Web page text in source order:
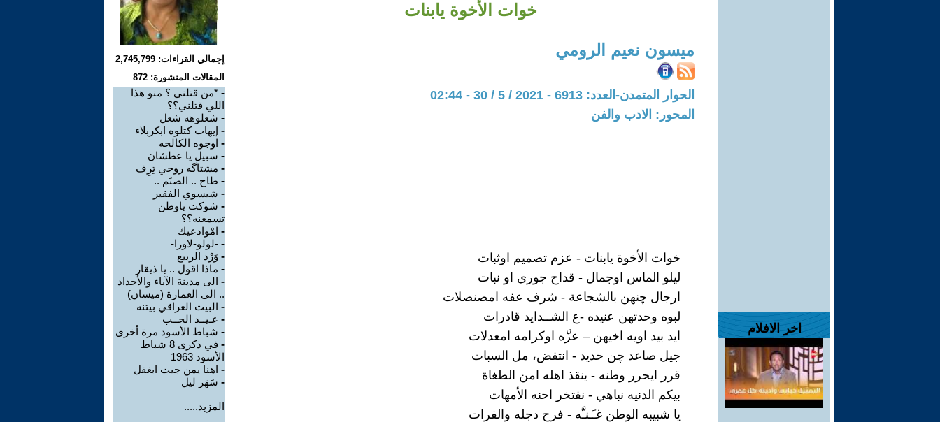
اخر الافلام
خوات الأخوة يابنات
ميسون نعيم الرومي
الحوار المتمدن-العدد: 6913 - 2021 / 5 / 30 - 02:44
المحور: الادب والفن
خوات الأخوة يابنات - عزم تصميم اوثبات
ليلو الماس اوجمال - قداح جوري او نبات
ارجال چنهن بالشجاعة - شرف عفه امصنصلات
لبوه وحدتهن عنيده -ع الشــدايد قادرات
ايد بيد اويه اخيهن – عزَّه اوكرامه امعدلات
جيل صاعد چن حديد - انتفض، مل السبات
قرر ايحرر وطنه - ينقذ اهله امن الطغاة
بيكم الدنيه نباهي - نفتخر احنه الأمهات
يا شبيبه الوطن غـَـنـَّه - فرح دجله والفرات
إجمالي القراءات: 2,745,799
المقالات المنشورة: 872
- *من قتلني ؟ منو هذا
اللي قتلني؟؟
- شعلوهه شعل
- إيهاب كتلوه ابكربلاء
- اوجوه الكالحه
- سبيل يا عطشان
- مشتاگه روحي تِرِف
- طاح .. الصنَم ..
- شيسوي الفقير
- شوكت ياوطن
تسمعنه؟؟
- امْوادعيك
- -لولو-لاورا-
- وَرْد الربيع
- ماذا اقول .. يا ذيقار
- الى مدينة الآباء والأجداد
.. الى العمارة (ميسان)
- البيت العراقي بيتنه
- عـيــد الحــب
- شباط الأسود مرة أخرى
-
في ذكرى 8 شباط
الأسود 1963
- اهنا يمن جيت ابغفل
- سَهَر ليل
المزيد.....